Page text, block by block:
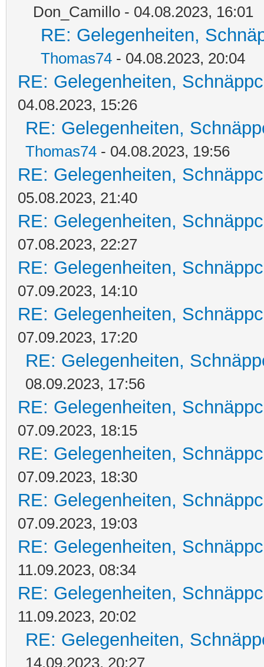
Don_Camillo - 04.08.2023, 16:01
RE: Gelegenheiten,
Thomas74 - 04.08.2023, 20:04
RE: Gelegenheiten,
04.08.2023, 15:26
RE: Gelegenheiten,
Thomas74 - 04.08.2023, 19:56
RE: Gelegenheiten,
05.08.2023, 21:40
RE: Gelegenheiten,
07.08.2023, 22:27
RE: Gelegenheiten,
07.09.2023, 14:10
RE: Gelegenheiten,
07.09.2023, 17:20
RE: Gelegenheiten,
08.09.2023, 17:56
RE: Gelegenheiten,
07.09.2023, 18:15
RE: Gelegenheiten,
07.09.2023, 18:30
RE: Gelegenheiten,
07.09.2023, 19:03
RE: Gelegenheiten,
11.09.2023, 08:34
RE: Gelegenheiten,
11.09.2023, 20:02
RE: Gelegenheiten,
14.09.2023, 20:27